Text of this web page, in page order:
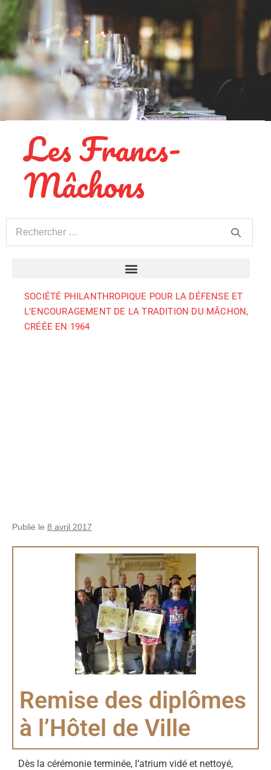
Les Francs-
Mâchons
SOCIÉTÉ PHILANTHROPIQUE POUR LA DÉFENSE ET
L’ENCOURAGEMENT DE LA TRADITION DU MÂCHON,
CRÉÉE EN 1964
Publié le 8 avril 2017
Remise des diplômes
à l’Hôtel de Ville
Dès la cérémonie terminée, l’atrium vidé et nettoyé,